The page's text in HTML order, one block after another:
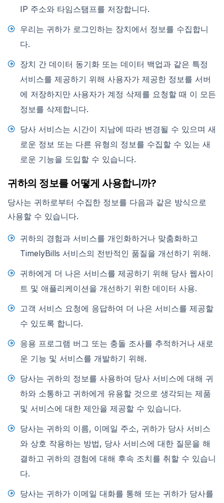
IP 주소와 타임스탬프를 저장합니다.
우리는 귀하가 로그인하는 장치에서 정보를 수집합니
다.
장치 간 데이터 동기화 또는 데이터 백업과 같은 특정
서비스를 제공하기 위해 사용자가 제공한 정보를 서버
에 저장하지만 사용자가 계정 삭제를 요청할 때 이 모든
정보를 삭제합니다.
당사 서비스는 시간이 지남에 따라 변경될 수 있으며 새
로운 정보 또는 다른 유형의 정보를 수집할 수 있는 새
로운 기능을 도입할 수 있습니다.
귀하의 정보를 어떻게 사용합니까?
당사는 귀하로부터 수집한 정보를 다음과 같은 방식으로
사용할 수 있습니다.
귀하의 경험과 서비스를 개인화하거나 맞춤화하고
TimelyBills 서비스의 전반적인 품질을 개선하기 위해.
귀하에게 더 나은 서비스를 제공하기 위해 당사 웹사이
트 및 애플리케이션을 개선하기 위한 데이터 사용.
고객 서비스 요청에 응답하여 더 나은 서비스를 제공할
수 있도록 합니다.
응용 프로그램 버그 또는 충돌 조사를 추적하거나 새로
운 기능 및 서비스를 개발하기 위해.
당사는 귀하의 정보를 사용하여 당사 서비스에 대해 귀
하와 소통하고 귀하에게 유용할 것으로 생각되는 제품
및 서비스에 대한 제안을 제공할 수 있습니다.
당사는 귀하의 이름, 이메일 주소, 귀하가 당사 서비스
와 상호 작용하는 방법, 당사 서비스에 대한 질문을 해
결하고 귀하의 경험에 대해 후속 조치를 취할 수 있습니
다.
당사는 귀하가 이메일 대화를 통해 또는 귀하가 당사를